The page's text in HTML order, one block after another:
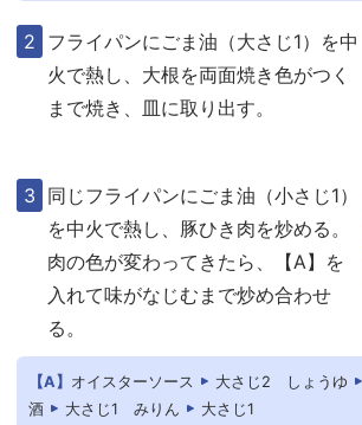
フライパンにごま油（大さじ1）を中
火で熱し、大根を両面焼き色がつく
まで焼き、皿に取り出す。
同じフライパンにごま油（小さじ1）
を中火で熱し、豚ひき肉を炒める。
肉の色が変わってきたら、【A】を
入れて味がなじむまで炒め合わせ
る。
【A】 オイスターソース 大さじ2 しょうゆ
酒
大さじ1 みりん
大さじ1